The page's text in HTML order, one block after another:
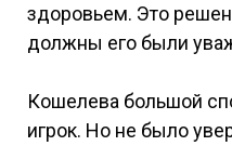
здоровьем. Это
должны его были
Кошелева большой
игрок. Но не было